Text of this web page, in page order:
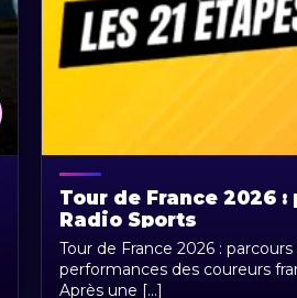
Tour de France 2026
Radio Sports
Tour de France 2026 :
performances des coureurs
Après une [...]